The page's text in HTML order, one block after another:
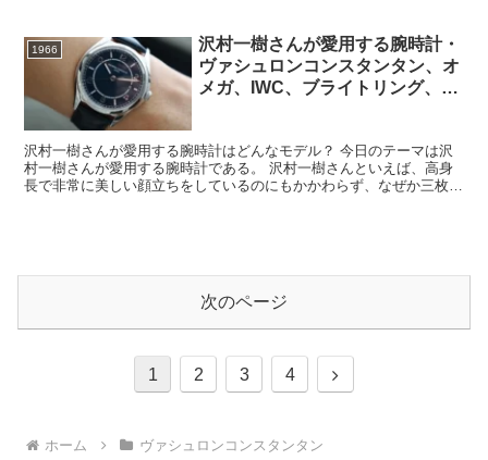
1966
沢村一樹さんが愛用する腕時計・
ヴァシュロンコンスタンタン、オ
メガ、IWC、ブライトリング、ゼ
沢村一樹さんが愛用する腕時計はどんなモデル？ 今日のテーマは沢
村一樹さんが愛用する腕時計である。 沢村一樹さんといえば、高身
長で非常に美しい顔立ちをしているのにもかかわらず、なぜか三枚目
次のページ
1 2 3 4
次
ホーム ヴァシュロンコンスタンタン